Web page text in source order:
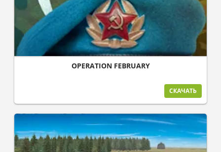
OPERATION FEBRUARY
СКАЧАТЬ